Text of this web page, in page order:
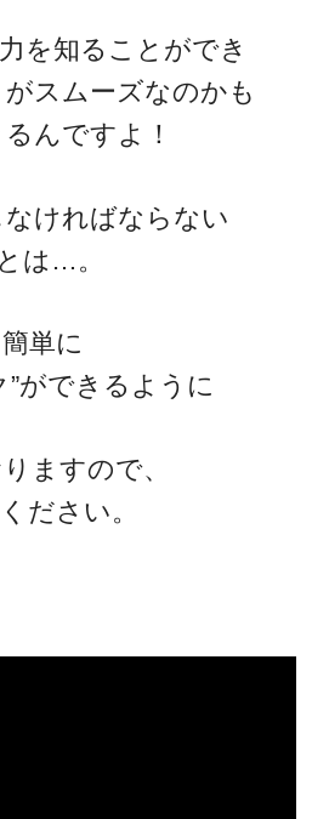
を知ることができ
スムーズなのかも
んですよ！
ければならない
は…。
単に
”ができるように
ますので、
ださい。